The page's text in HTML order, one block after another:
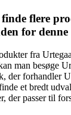
flere
for
fra
man besøge
der forhandler
et bredt
der passer til